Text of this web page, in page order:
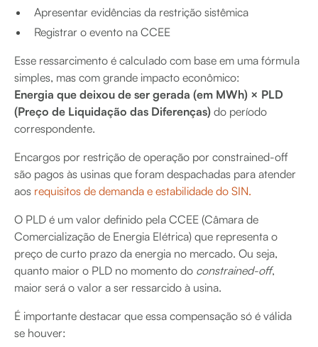
Apresentar evidências da restrição sistêmica
Registrar o evento na CCEE
Esse ressarcimento é calculado com base em uma fórmula
simples, mas com grande impacto econômico:
Energia que deixou de ser gerada (em MWh) × PLD
(Preço de Liquidação das Diferenças) do período
correspondente.
Encargos por restrição de operação por constrained-off
são pagos às usinas que foram despachadas para atender
aos requisitos de demanda e estabilidade do SIN.
O PLD é um valor definido pela CCEE (Câmara de
Comercialização de Energia Elétrica) que representa o
preço de curto prazo da energia no mercado. Ou seja,
quanto maior o PLD no momento do constrained-off,
maior será o valor a ser ressarcido à usina.
É importante destacar que essa compensação só é válida
se houver: